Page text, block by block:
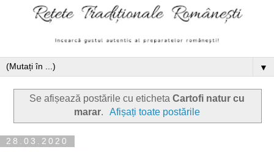
▼
Se afișează postările cu eticheta Cartofi natur cu
marar. Afișați toate postările
28.03.2020